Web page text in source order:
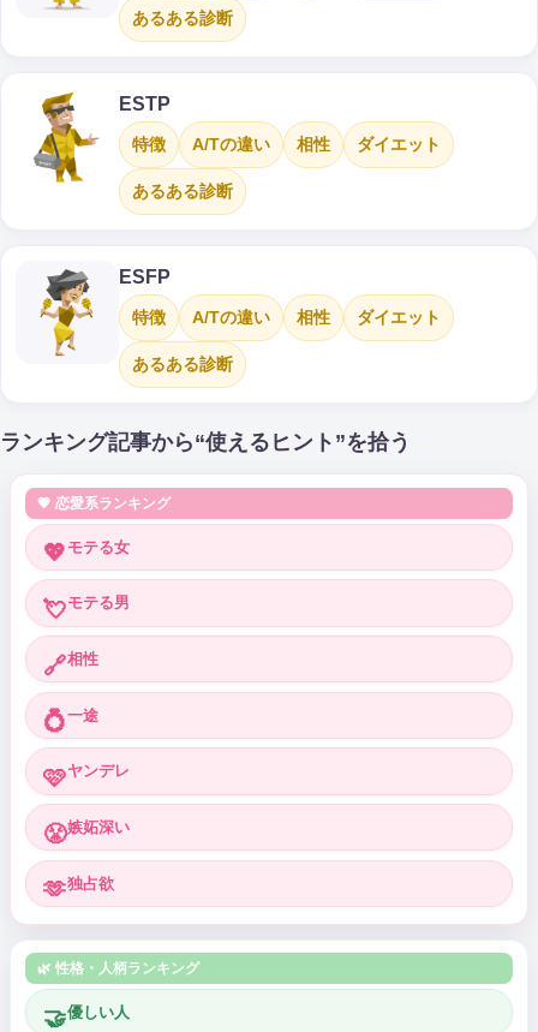
あるある診断
ESTP
特徴 A/Tの違い 相性 ダイエット
あるある診断
ESFP
特徴 A/Tの違い 相性 ダイエット
あるある診断
ランキング記事から“使えるヒント”を拾う
💗 恋愛系ランキング
💖 モテる女
💘モテる男
🔗相性
💍一途
🩷ヤンデレ
😤嫉妬深い
🫶独占欲
🌿 性格・人柄ランキング
🤝優しい人